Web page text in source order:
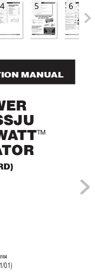
4 5 6
ATTTM
TOR
01)
MANUAL